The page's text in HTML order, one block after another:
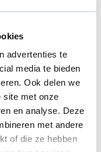
advertenties te
media te bieden
Ook delen we
site met onze
en analyse. Deze
met andere
of die ze hebben
10004537 Adapter
op maandag of